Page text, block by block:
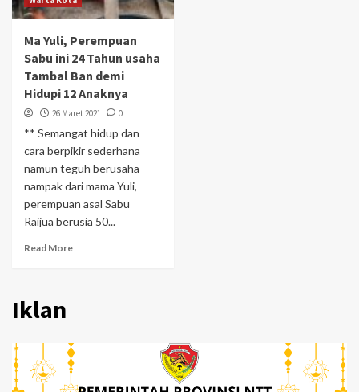
Ma Yuli, Perempuan
Sabu ini 24 Tahun usaha
Tambal Ban demi
Hidupi 12 Anaknya
26 Maret 2021 0
** Semangat hidup dan
cara berpikir sederhana
namun teguh berusaha
nampak dari mama Yuli,
perempuan asal Sabu
Raijua berusia 50...
Read More
Iklan